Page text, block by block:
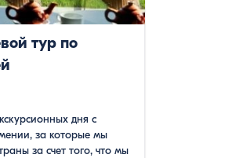
тур по
дня с
за которые мы
за счет того, что мы